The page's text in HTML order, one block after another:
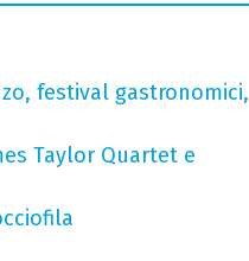
festival gastronomici,
Taylor Quartet e